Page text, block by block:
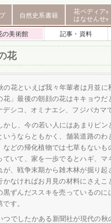
自然史系書籍
花ペディア®
はなせんせ®
の美術館 記事・資料
花
の花といえば我々年輩者は月並
花」最後の朝顔の花はキキョウ
デシコ、オミナエシ、フジバカマ
かし、今の若い人にはあまりピ
いうならともかく、舗装道路の
などの帰化植物では七草もない
ていて、家を一歩でるとハギ、マ
が、戦争末期から雑木林が掘り
かなければお月見の材料にさえ
黒ずんだススキを売っているの
です。
つでしたかある新聞社が現代の秋